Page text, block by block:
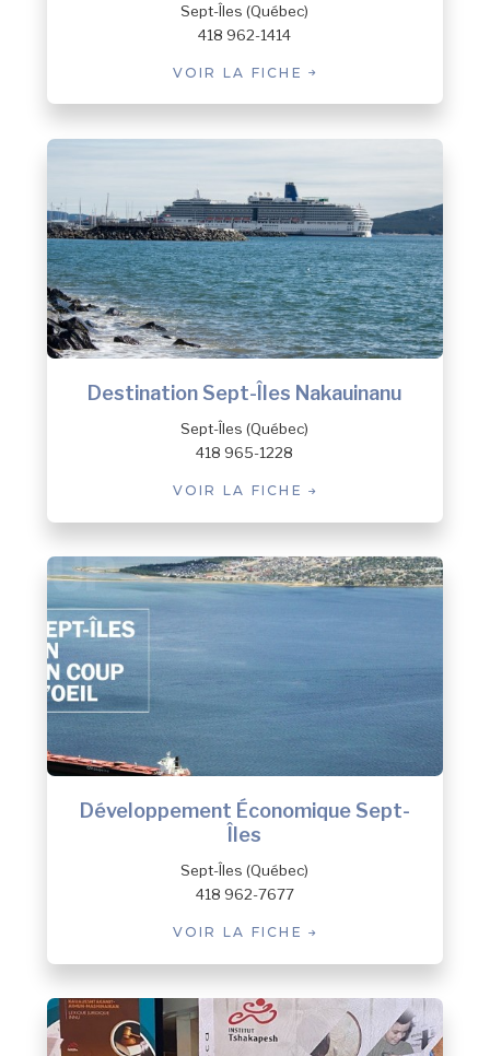
Sept-Îles (Québec)
418 962-1414
VOIR LA FICHE
Destination Sept-Îles Nakauinanu
Sept-Îles (Québec)
418 965-1228
VOIR LA FICHE
Développement Économique Sept-
Îles
Sept-Îles (Québec)
418 962-7677
VOIR LA FICHE